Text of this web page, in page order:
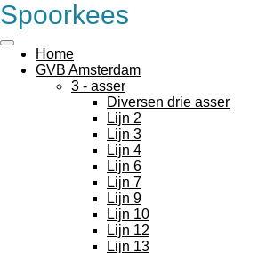
Ga
direct
naar
hoofdinhoud
Spoorkees
Home
GVB Amsterdam
3 - asser
Diversen drie asser
Lijn 2
Lijn 3
Lijn 4
Lijn 6
Lijn 7
Lijn 9
Lijn 10
Lijn 12
Lijn 13